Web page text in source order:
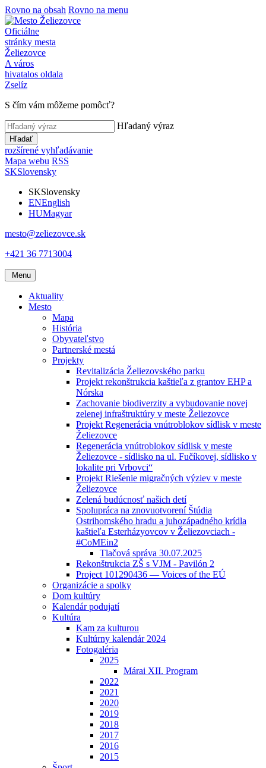
Rovno na obsah Rovno na menu
Oficiálne
stránky mesta
Želiezovce
A város
hivatalos oldala
Zselíz
S čím vám môžeme pomôcť?
Hľadaný výraz
Hľadať
rozšírené vyhľadávanie
Mapa webu RSS
SKSlovensky
SKSlovensky
ENEnglish
HUMagyar
mesto@zeliezovce.sk
+421 36 7713004
Menu
Aktuality
Mesto
Mapa
História
Obyvateľstvo
Partnerské mestá
Projekty
Revitalizácia Želiezovského parku
Projekt rekonštrukcia kaštieľa z grantov EHP a
Nórska
Zachovanie biodiverzity a vybudovanie novej
zelenej infraštruktúry v meste Želiezovce
Projekt Regenerácia vnútroblokov sídlisk v meste
Želiezovce
Regenerácia vnútroblokov sídlisk v meste
Želiezovce - sídlisko na ul. Fučíkovej, sídlisko v
lokalite pri Vrbovci“
Projekt Riešenie migračných výziev v meste
Želiezovce
Zelená budúcnosť našich detí
Spolupráca na znovuotvorení Štúdia
Ostrihomského hradu a juhozápadného krídla
kaštieľa Esterházyovcov v Želiezovciach -
#CoMEin2
Tlačová správa 30.07.2025
Rekonštrukcia ZŠ s VJM - Pavilón 2
Project 101290436 — Voices of the EÚ
Organizácie a spolky
Dom kultúry
Kalendár podujatí
Kultúra
Kam za kulturou
Kultúrny kalendár 2024
Fotogaléria
2025
Márai XII. Program
2022
2021
2020
2019
2018
2017
2016
2015